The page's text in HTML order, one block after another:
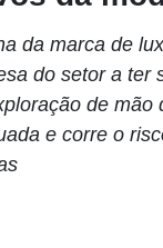
da marca de
do setor a ter
de mão
e corre o